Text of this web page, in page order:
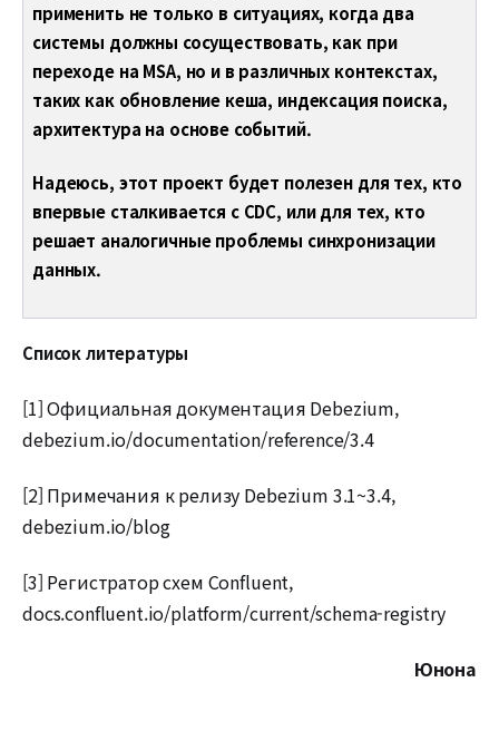
применить не только в ситуациях, когда два
системы должны сосуществовать, как при
переходе на MSA, но и в различных контекстах,
таких как обновление кеша, индексация поиска,
архитектура на основе событий.
Надеюсь, этот проект будет полезен для тех, кто
впервые сталкивается с CDC, или для тех, кто
решает аналогичные проблемы синхронизации
данных.
Список литературы
[1] Официальная документация Debezium,
debezium.io/documentation/reference/3.4
[2] Примечания к релизу Debezium 3.1~3.4,
debezium.io/blog
[3] Регистратор схем Confluent,
docs.confluent.io/platform/current/schema-registry
Юнона